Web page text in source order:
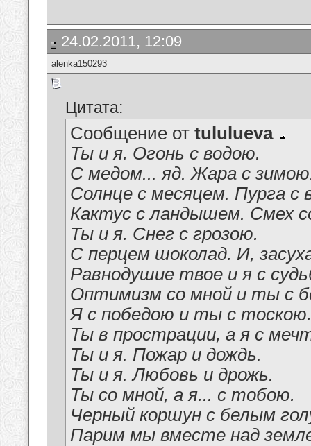
24.02.2011, 12:09
alenka150293
Цитата:
Сообщение от tululueva
Ты и я. Огонь с водою.
С медом... яд. Жара с
Солнце с месяцем. Пурга с
Кактус с ландышем. Смех
Ты и я. Снег с грозою.
С перцем шоколад. И,
Равнодушие твое и я с
Оптимизм со мной и ты с
Я с победою и ты с тоскою.
Ты в прострации, а я с
Ты и я. Пожар и дождь.
Ты и я. Любовь и дрожь.
Ты со мной, а я... с тобою.
Черный коршун с белым
Парим мы вместе над